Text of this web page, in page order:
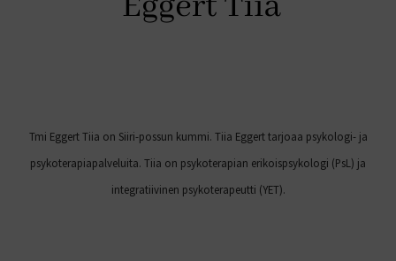
Tmi Eggert Tiia on Siiri-possun kummi. Tiia Eggert tarjoaa psykologi- ja
psykoterapiapalveluita. Tiia on psykoterapian erikoispsykologi (PsL) ja
integratiivinen psykoterapeutti (YET).